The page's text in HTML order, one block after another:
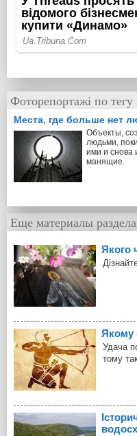
Фоторепортажі по тегу
Места, где больше нет
Объекты,
людьми,
ими и снова
манящие.
Еще материалы раздела
Якого
Якому
Удача
тому